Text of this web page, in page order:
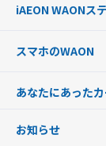
チャージ上限金額
iAEON WAONス
スマホのWAON
あなたにあった
フードバンク応援
お知らせ